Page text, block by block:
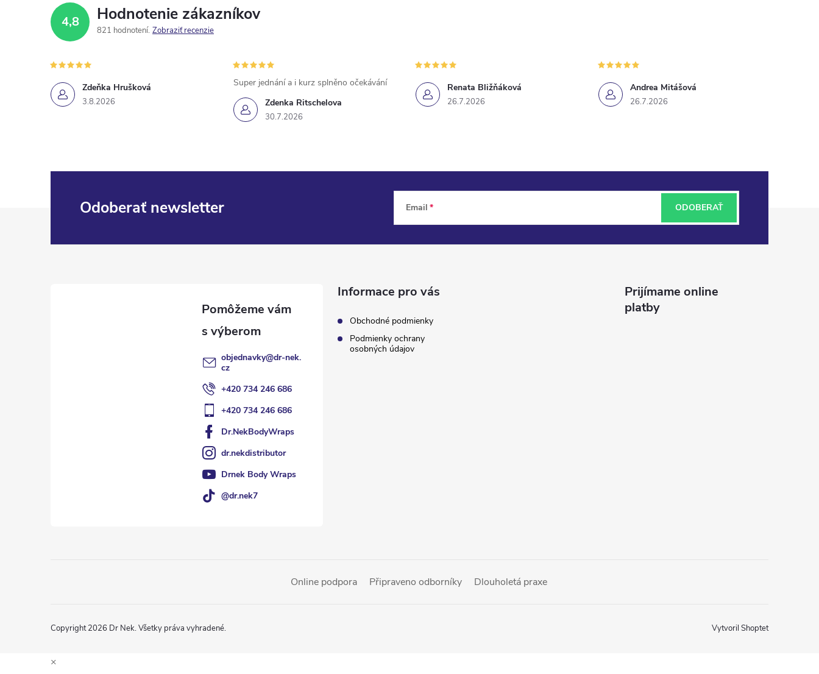
4,8 Hodnotenie zákazníkov
821 hodnotení Zobraziť recenzie
Zdeňka Hrušková
3.8.2026 Zdenka Ritschelova
30.7.2026
Super jednání a i kurz splněno očekávání Renata Bližňáková
26.7.2026
Andrea Mitášová
26.7.2026
Odoberať newsletter Email ODOBERAŤ
objednavky@dr-nek.
cz
+420 734 246 686
+420 734 246 686
Dr.NekBodyWraps
dr.nekdistributor
Drnek Body Wraps
@dr.nek7
Informace pro vás
Obchodné podmienky
Podmienky ochrany
osobných údajov
Prijímame online
platby
Online podpora Připraveno odborníky Dlouholetá praxe
Vytvoril Shoptet
Copyright 2026 Dr Nek. Všetky práva vyhradené.
×